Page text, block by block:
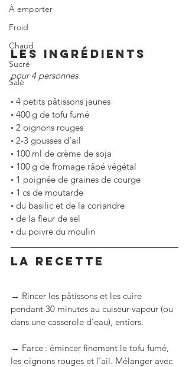
À emporter
Froid
Chaud
Sucré
Salé
LES INGRÉDIENTS
pour 4 personnes
◦ 4 petits pâtissons jaunes
◦ 400 g de tofu fumé
◦ 2 oignons rouges
◦ 2-3 gousses d’ail
◦ 100 ml de crème de soja
◦ 100 g de fromage râpé végétal
◦ 1 poignée de graines de courge
◦ 1 cs de moutarde
◦ du basilic et de la coriandre
◦ de la fleur de sel
◦ du poivre du moulin
LA RECETTE
→ Rincer les pâtissons et les cuire
pendant 30 minutes au cuiseur-vapeur (ou
dans une casserole d’eau), entiers.
→ Farce : émincer finement le tofu fumé,
les oignons rouges et l’ail. Mélanger avec